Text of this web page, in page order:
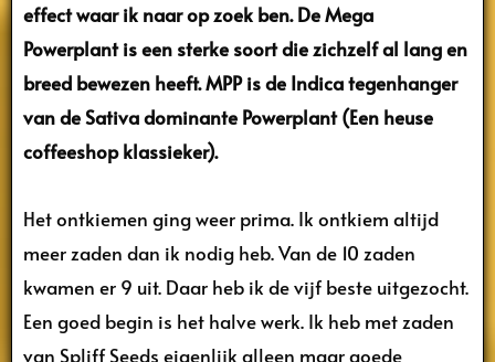
effect waar ik naar op zoek ben. De Mega
Powerplant is een sterke soort die zichzelf al lang en
breed bewezen heeft. MPP is de Indica tegenhanger
van de Sativa dominante Powerplant (Een heuse
coffeeshop klassieker).
Het ontkiemen ging weer prima. Ik ontkiem altijd
meer zaden dan ik nodig heb. Van de 10 zaden
kwamen er 9 uit. Daar heb ik de vijf beste uitgezocht.
Een goed begin is het halve werk. Ik heb met zaden
van Spliff Seeds eigenlijk alleen maar goede